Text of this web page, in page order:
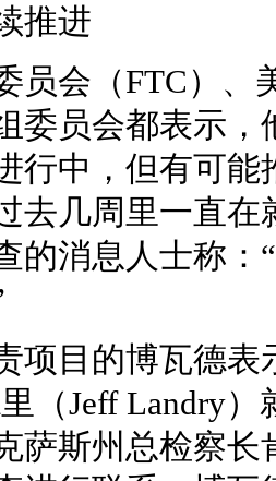
推进
员会（FTC）、
委员会都表示
行中，但有可
去几周里一直
的消息人士称
项目的博瓦德
（Jeff Landry
萨斯州总检察长